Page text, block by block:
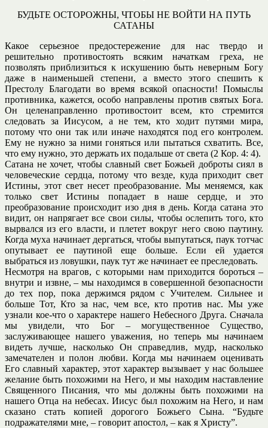
БУДЬТЕ ОСТОРОЖНЫ, ЧТОБЫ НЕ ВОЙТИ НА ПУТЬ
САТАНЫ
Какое серьезное предостережение для нас твердо и
решительно противостоять всяким начаткам греха, не
позволять приблизиться к искушению быть неверным Богу
даже в наименьшей степени, а вместо этого спешить к
Престолу Благодати во время всякой опасности! Помыслы
противника, кажется, особо направлены против святых Бога.
Он целенаправленно противостоит всем, кто стремится
следовать за Иисусом, а не тем, кто ходит путями мира,
потому что они так или иначе находятся под его контролем.
Ему не нужно за ними гоняться или пытаться схватить. Все,
что ему нужно, это держать их подальше от света (2 Кор. 4: 4).
Сатана не хочет, чтобы славный свет Божьей доброты сиял в
человеческие сердца, потому что везде, куда приходит свет
Истины, этот свет несет преобразование. Мы меняемся, как
только свет Истины попадает в наше сердце, и это
преобразование происходит изо дня в день. Когда сатана это
видит, он напрягает все свои силы, чтобы ослепить того, кто
вырвался из его власти, и плетет вокруг него свою паутину.
Когда муха начинает дергаться, чтобы выпутаться, паук тотчас
опутывает ее паутиной еще больше. Если ей удается
выбраться из ловушки, паук тут же начинает ее преследовать.
Несмотря на врагов, с которыми нам приходится бороться –
внутри и извне, – мы находимся в совершенной безопасности
до тех пор, пока держимся рядом с Учителем. Сильнее и
больше Тот, Кто за нас, чем все, кто против нас. Мы уже
узнали кое-что о характере нашего Небесного Друга. Сначала
мы увидели, что Бог – могущественное Существо,
заслуживающее нашего уважения, но теперь мы начинаем
видеть лучше, насколько Он справедлив, мудр, насколько
замечателен и полон любви. Когда мы начинаем оценивать
Его славный характер, этот характер вызывает у нас большее
желание быть похожими на Него, и мы находим наставление
Священного Писания, что мы должны быть похожими на
нашего Отца на небесах. Иисус был похожим на Него, и нам
сказано стать копией дорогого Божьего Сына. “Будьте
подражателями мне, – говорит апостол, – как я Христу”.